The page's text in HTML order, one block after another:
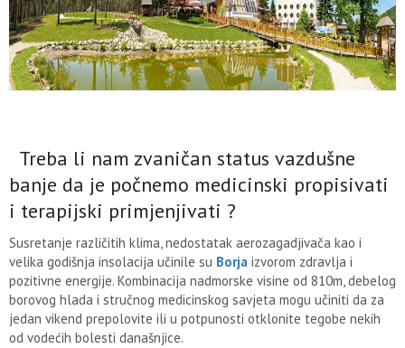
Treba li nam zvaničan status vazdušne
banje da je počnemo medicinski propisivati
i terapijski primjenjivati ?
Susretanje različitih klima, nedostatak aerozagadjivača kao i
velika godišnja insolacija učinile su Borja izvorom zdravlja i
pozitivne energije. Kombinacija nadmorske visine od 810m, debelog
borovog hlada i stručnog medicinskog savjeta mogu učiniti da za
jedan vikend prepolovite ili u potpunosti otklonite tegobe nekih
od vodećih bolesti današnjice.